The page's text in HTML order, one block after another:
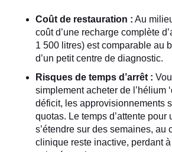
Coût de restauration : Au
coût d’une recharge complète
1 500 litres) est comparable au
d’un petit centre de diagnostic.
Risques de temps d’arrêt :
simplement acheter de l’hélium
déficit, les approvisionnements
quotas. Le temps d’attente pour
s’étendre sur des semaines, au
clinique reste inactive, perdant